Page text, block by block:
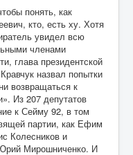
понять, как
кто, есть ху. Хотя
увидел всю
членами
глава президентской
назвал попытки
возвращаться к
Из 207 депутатов
к Сейму 92, в том
партии, как Ефим
Колесников и
Мирошниченко. И